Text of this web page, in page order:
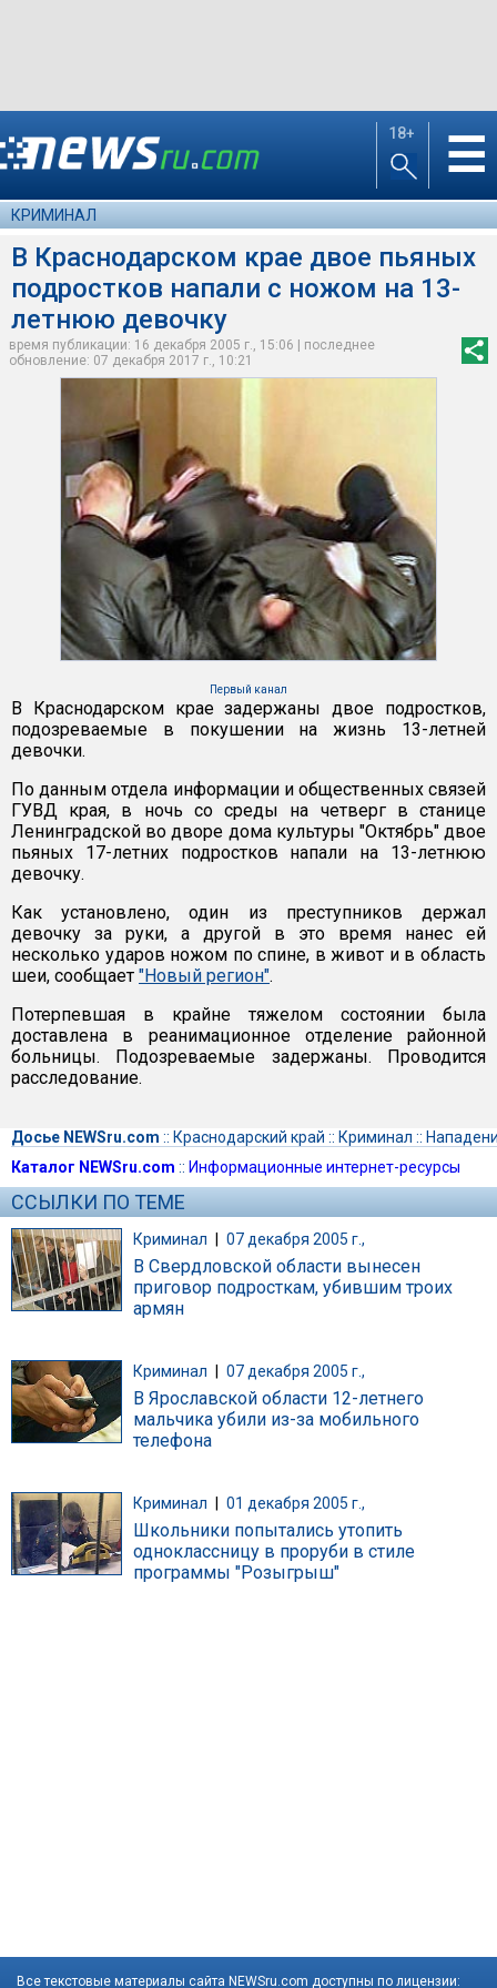
18+ ☰
КРИМИНАЛ
В Краснодарском крае двое пьяных
подростков напали с ножом на 13-
летнюю девочку
время публикации: 16 декабря 2005 г., 15:06 | последнее
обновление: 07 декабря 2017 г., 10:21
Первый канал
В Краснодарском крае задержаны двое подростков,
подозреваемые в покушении на жизнь 13-летней
девочки.
По данным отдела информации и общественных связей
ГУВД края, в ночь со среды на четверг в станице
Ленинградской во дворе дома культуры "Октябрь" двое
пьяных 17-летних подростков напали на 13-летнюю
девочку.
Как установлено, один из преступников держал
девочку за руки, а другой в это время нанес ей
несколько ударов ножом по спине, в живот и в область
шеи, сообщает "Новый регион".
Потерпевшая в крайне тяжелом состоянии была
доставлена в реанимационное отделение районной
больницы. Подозреваемые задержаны. Проводится
расследование.
Досье NEWSru.com :: Краснодарский край :: Криминал ::
Каталог NEWSru.com :: Информационные интернет-ресурсы
ССЫЛКИ ПО ТЕМЕ
Криминал | 07 декабря 2005 г.,
В Свердловской области вынесен
приговор подросткам, убившим троих
армян
Криминал 07 декабря 2005 г.,
В Ярославской области 12-летнего
мальчика убили из-за мобильного
телефона
Криминал 01 декабря 2005 г.,
Школьники попытались утопить
одноклассницу в проруби в стиле
программы "Розыгрыш"
Все текстовые материалы сайта NEWSru.com доступны по лицензии: